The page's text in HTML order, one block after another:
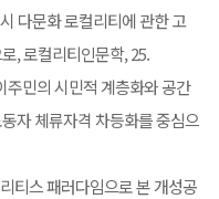
다문화 로컬리티에 관한 고
, 로컬리티인문학, 25.
주민의 시민적 계층화와 공간
자 체류자격 차등화를 중심으
티스 패러다임으로 본 개성공